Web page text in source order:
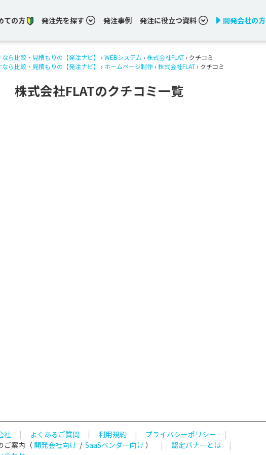
ての方 発注先を探す 発注事例 発注に役立つ資料 開発会社の方
ら比較・見積もりの【発注ナビ】 › WEBシステム › 株式会社FLAT › クチコミ
ら比較・見積もりの【発注ナビ】
› ホームページ制作 › 株式会社FLAT › クチコミ
株式会社FLATのクチコミ一覧
社 | よくあるご質問 | 利用規約 | プライバシーポリシー
|
ご案内（ 開発会社向け / SaaSベンダー向け） | 認定バナーとは
|